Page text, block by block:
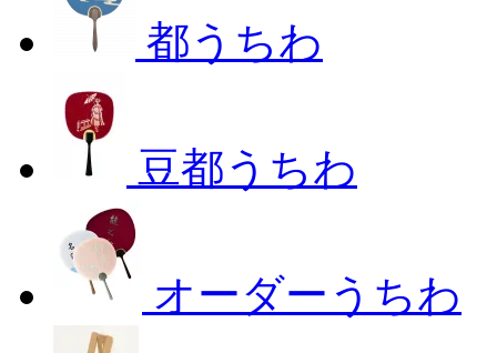
都うちわ
豆都うちわ
オーダーうちわ